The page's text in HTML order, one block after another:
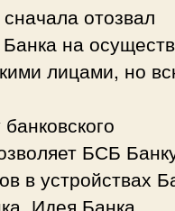
отозвал
на
лицами, но
БСБ
в устройствах
Идея Банка,